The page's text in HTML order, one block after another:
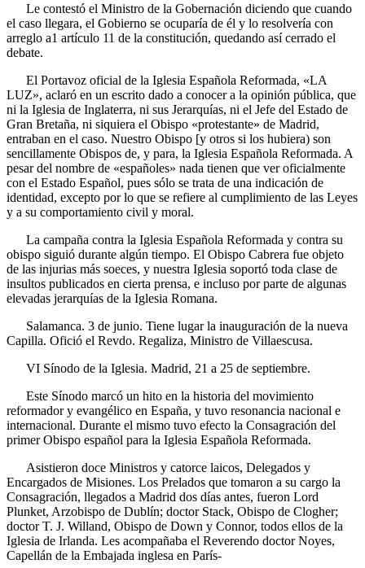
Le contestó el Ministro de la Gobernación diciendo que cuando
el caso llegara, el Gobierno se ocuparía de él y lo resolvería con
arreglo a1 artículo 11 de la constitución, quedando así cerrado el
debate.
El Portavoz oficial de la Iglesia Española Reformada, «LA
LUZ», aclaró en un escrito dado a conocer a la opinión pública, que
ni la Iglesia de Inglaterra, ni sus Jerarquías, ni el Jefe del Estado de
Gran Bretaña, ni siquiera el Obispo «protestante» de Madrid,
entraban en el caso. Nuestro Obispo [y otros si los hubiera) son
sencillamente Obispos de, y para, la Iglesia Española Reformada. A
pesar del nombre de «españoles» nada tienen que ver oficialmente
con el Estado Español, pues sólo se trata de una indicación de
identidad, excepto por lo que se refiere al cumplimiento de las Leyes
y a su comportamiento civil y moral.
La campaña contra la Iglesia Española Reformada y contra su
obispo siguió durante algún tiempo. El Obispo Cabrera fue objeto
de las injurias más soeces, y nuestra Iglesia soportó toda clase de
insultos publicados en cierta prensa, e incluso por parte de algunas
elevadas jerarquías de la Iglesia Romana.
Salamanca. 3 de junio. Tiene lugar la inauguración de la nueva
Capilla. Ofició el Revdo. Regaliza, Ministro de Villaescusa.
VI Sínodo de la Iglesia. Madrid, 21 a 25 de septiembre.
Este Sínodo marcó un hito en la historia del movimiento
reformador y evangélico en España, y tuvo resonancia nacional e
internacional. Durante el mismo tuvo efecto la Consagración del
primer Obispo español para la Iglesia Española Reformada.
Asistieron doce Ministros y catorce laicos, Delegados y
Encargados de Misiones. Los Prelados que tomaron a su cargo la
Consagración, llegados a Madrid dos días antes, fueron Lord
Plunket, Arzobispo de Dublín; doctor Stack, Obispo de Clogher;
doctor T. J. Willand, Obispo de Down y Connor, todos ellos de la
Iglesia de Irlanda. Les acompañaba el Reverendo doctor Noyes,
Capellán de la Embajada inglesa en París-